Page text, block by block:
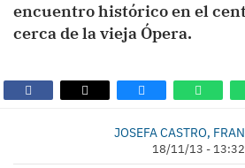
encuentro histórico en el
cerca de la vieja Ópera.
JOSEFA CASTRO,
18/11/13 - 13:32